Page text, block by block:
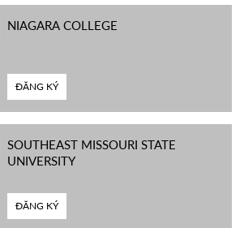
NIAGARA COLLEGE
ĐĂNG KÝ
SOUTHEAST MISSOURI STATE
UNIVERSITY
ĐĂNG KÝ